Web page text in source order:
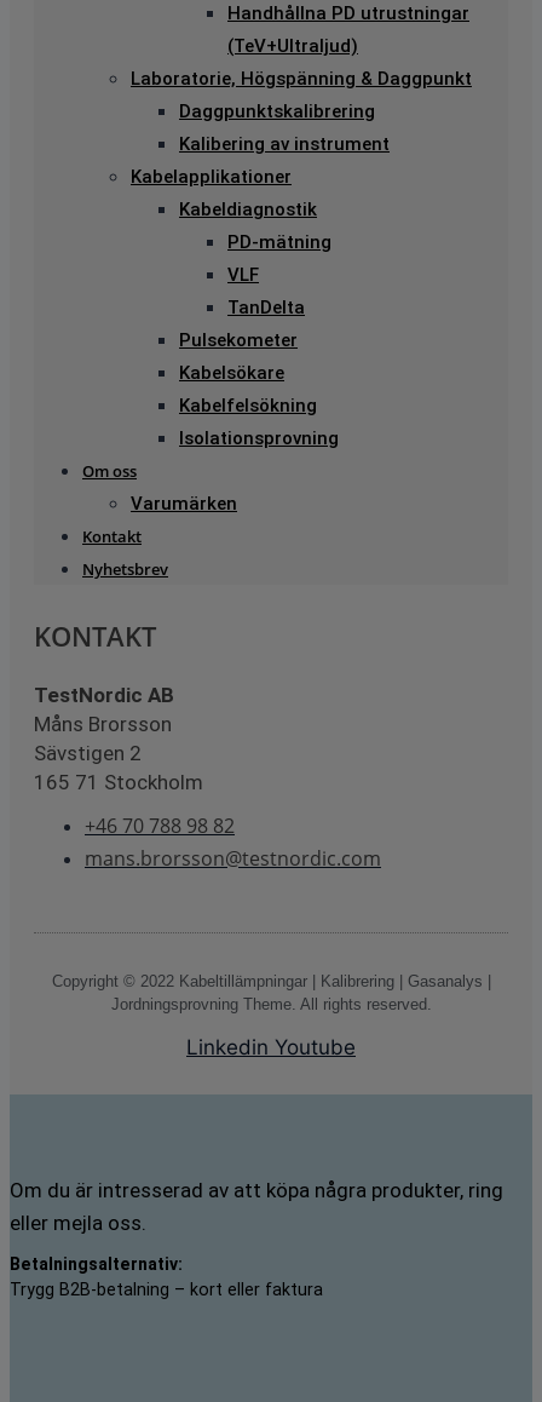
Handhållna PD utrustningar
(TeV+Ultraljud)
Laboratorie, Högspänning & Daggpunkt
Daggpunktskalibrering
Kalibering av instrument
Kabelapplikationer
Kabeldiagnostik
PD-mätning
VLF
TanDelta
Pulsekometer
Kabelsökare
Kabelfelsökning
Isolationsprovning
Om oss
Varumärken
Kontakt
Nyhetsbrev
KONTAKT
TestNordic AB
Måns Brorsson
Sävstigen 2
165 71 Stockholm
+46 70 788 98 82
mans.brorsson@testnordic.com
Copyright © 2022 Kabeltillämpningar | Kalibrering | Gasanalys |
Jordningsprovning Theme. All rights reserved.
Linkedin Youtube
Om du är intresserad av att köpa några produkter, ring
eller mejla oss.
Betalningsalternativ:
Trygg B2B-betalning – kort eller faktura